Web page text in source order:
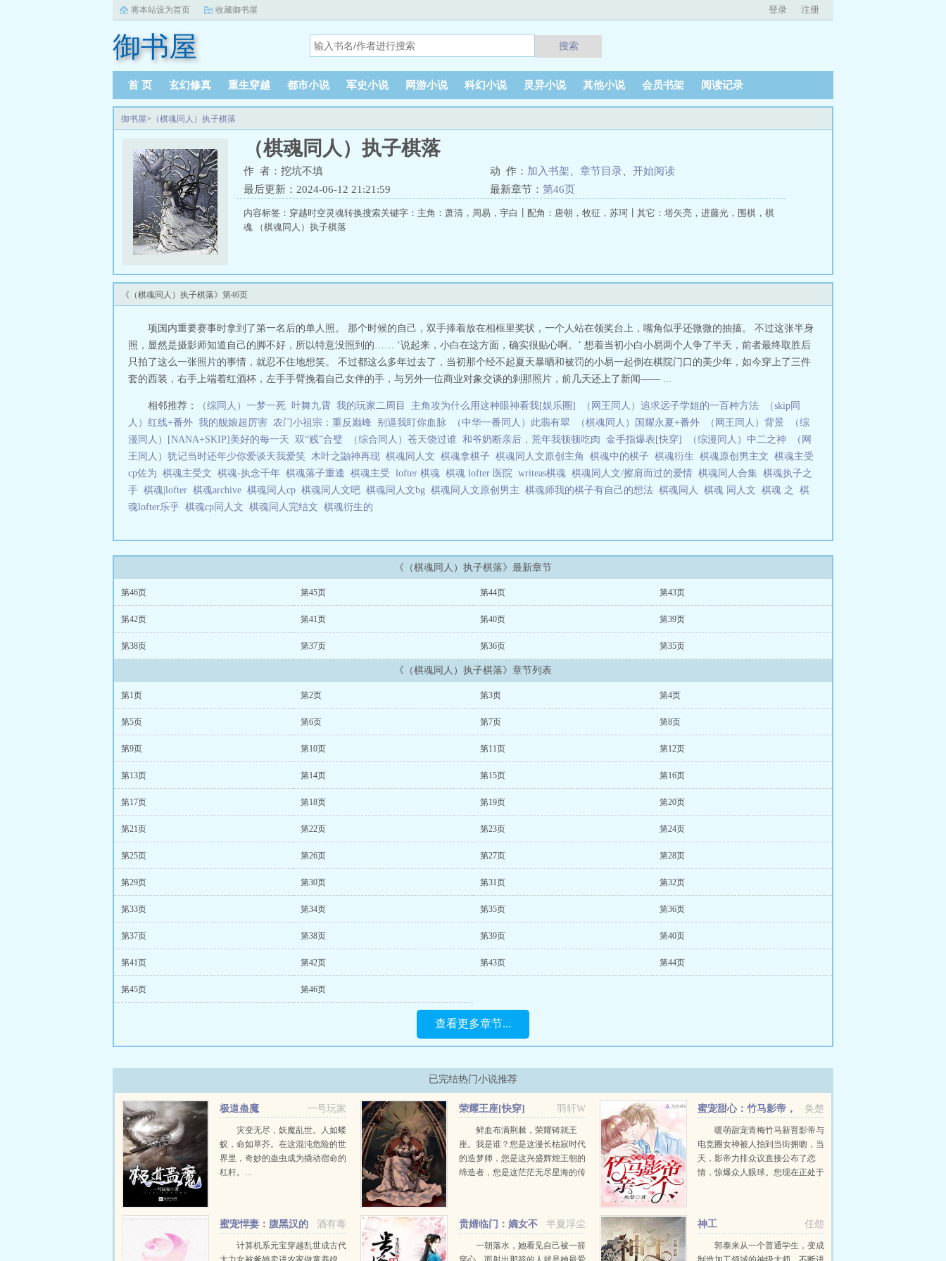
将本站设为首页 收藏御书屋 登录 注册
御书屋 搜索
首 页 玄幻修真 重生穿越 都市小说 军史小说 网游小说 科幻小说 灵异小说 其他小说 会员书架 阅读记录
御书屋> （棋魂同人）执子棋落
（棋魂同人）执子棋落
作 者：挖坑不填 动 作： 加入书架 章节目录
开始阅读
最后更新：2024-06-12 21:21:59
最新章节： 第46页
内容标签：穿越时空灵魂转换搜索关键字：主角：萧清，周易，宇白┃配角：唐朝，牧征，苏珂┃其它：塔矢亮，进藤光，围棋，棋
魂 （棋魂同人）执子棋落
《（棋魂同人）执子棋落》第46页
项国内重要赛事时拿到了第一名后的单人照。 那个时候的自己，双手捧着放在相框里奖状，一个人站在领奖台上，嘴角似乎还微微的抽搐。 不过这张半身
照，显然是摄影师知道自己的脚不好，所以特意没照到的…… ‘说起来，小白在这方面，确实很贴心啊。’ 想着当初小白小易两个人争了半天，前者最终取胜后
只拍了这么一张照片的事情，就忍不住地想笑。 不过都这么多年过去了，当初那个经不起夏天暴晒和被罚的小易一起倒在棋院门口的美少年，如今穿上了三件
套的西装，右手上端着红酒杯，左手手臂挽着自己女伴的手，与另外一位商业对象交谈的刹那照片，前几天还上了新闻—— ...
相邻推荐： （综同人）一梦一死 叶舞九霄 我的玩家二周目 主角攻为什么用这种眼神看我[娱乐圈] （网王同人）追求远子学姐的一百种方法
（skip同
人）红线+番外 我的舰娘超厉害 农门小祖宗：重反巅峰 别逼我盯你血脉 （中华一番同人）此翡有翠 （棋魂同人）国耀永夏+番外 （网王同人）背景
（综
漫同人）[NANA+SKIP]美好的每一天 双“贱”合璧 （综合同人）苍天饶过谁 和爷奶断亲后，荒年我顿顿吃肉 金手指爆表[快穿] （综漫同人）中二之神
（网
王同人）犹记当时还年少你爱谈天我爱笑 木叶之鼬神再现 棋魂同人文 棋魂拿棋子 棋魂同人文原创主角 棋魂中的棋子 棋魂衍生 棋魂原创男主文 棋魂主受
cp佐为 棋魂主受文 棋魂-执念千年 棋魂落子重逢 棋魂主受 lofter 棋魂 棋魂 lofter 医院 writeas棋魂 棋魂同人文/擦肩而过的爱情 棋魂同人合集 棋魂执子之
手 棋魂|lofter 棋魂archive 棋魂同人cp 棋魂同人文吧 棋魂同人文bg 棋魂同人文原创男主 棋魂师我的棋子有自己的想法 棋魂同人 棋魂 同人文 棋魂 之 棋
魂lofter乐乎 棋魂cp同人文 棋魂同人完结文 棋魂衍生的
《（棋魂同人）执子棋落》最新章节
第46页 第45页 第44页 第43页
第42页 第41页 第40页 第39页
第38页 第37页 第36页 第35页
《（棋魂同人）执子棋落》章节列表
第1页 第2页 第3页 第4页
第5页 第6页 第7页 第8页
第9页 第10页 第11页 第12页
第13页 第14页 第15页 第16页
第17页 第18页 第19页 第20页
第21页 第22页 第23页 第24页
第25页 第26页 第27页 第28页
第29页 第30页 第31页 第32页
第33页 第34页 第35页 第36页
第37页 第38页 第39页 第40页
第41页 第42页 第43页 第44页
第45页 第46页
查看更多章节...
已完结热门小说推荐
一号玩家
极道蛊魔
灾变无尽，妖魔乱世。人如蝼
蚁，命如草芥。在这混沌危险的世
界里，奇妙的蛊虫成为撬动宿命的
杠杆。...
羽轩W
荣耀王座[快穿]
鲜血布满荆棘，荣耀铸就王
座。我是谁？您是这漫长枯寂时代
的造梦师，您是这兴盛辉煌王朝的
缔造者，您是这茫茫无尽星海的传
奂楚
蜜宠甜心：竹马影帝，
亲一个！
暖萌甜宠青梅竹马新晋影帝与
电竞圈女神被人拍到当街拥吻，当
天，影帝力排众议直接公布了恋
情，惊爆众人眼球。您现在正处于
没跟我告...
酒有毒
蜜宠悍妻：腹黑汉的
心尖宠计算机系元宝穿越乱世成古代
半夏浮尘
贵婿临门：嫡女不
好惹一朝落水，她看见自己被一箭
任怨
神工
郭泰来从一个普通学生，变成